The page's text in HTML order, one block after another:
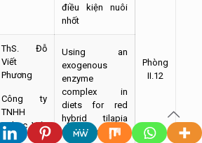
điều kiện nuôi
nhốt
Phòng
II.12
ThS. Đỗ
Viết
Phương
Công ty
TNHH
Virbac Việt
Nam
Using an
exogenous
enzyme
complex in
diets for red
hybrid tilapia
( Oreochromis